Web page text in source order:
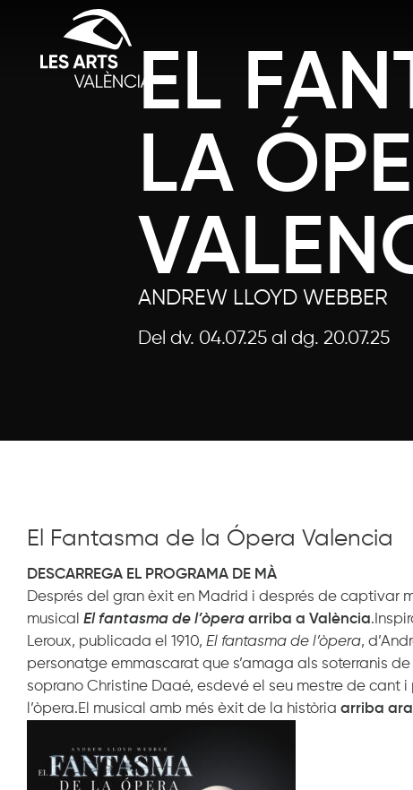
EL
LA
ANDREW LLOYD WEBBER
Del dv. 04.07.25al dg. 20.07.25
El Fantasma de la Ópera Valencia
DESCARREGA EL PROGRAMA DE MÀ
Després del gran èxit en Madrid i després de captivar
musical El fantasma de l’òpera arriba a València
Leroux, publicada el 1910, El fantasma de l’òpera,
personatge emmascarat que s’amaga als soterranis
soprano Christine Daaé, esdevé el seu mestre de cant
l’òpera.El musical amb més èxit de la història arriba